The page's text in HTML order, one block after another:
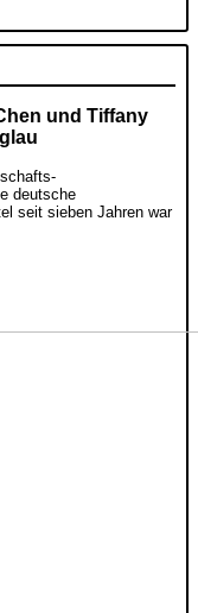
und Tiffany
deutsche
seit sieben Jahren war